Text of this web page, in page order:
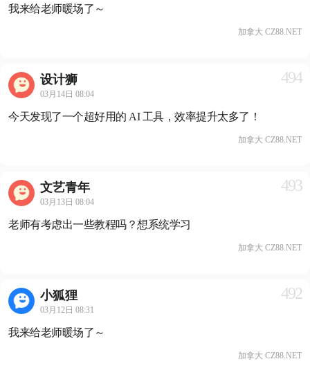
我来给老师暖场了～
加拿大 CZ88.NET
设计狮
03月14日 08:04
494
今天发现了一个超好用的 AI 工具，效率提升太多了！
加拿大 CZ88.NET
文艺青年
03月13日 08:04
493
老师有考虑出一些教程吗？想系统学习
加拿大 CZ88.NET
小狐狸
03月12日 08:31
492
我来给老师暖场了～
加拿大 CZ88.NET